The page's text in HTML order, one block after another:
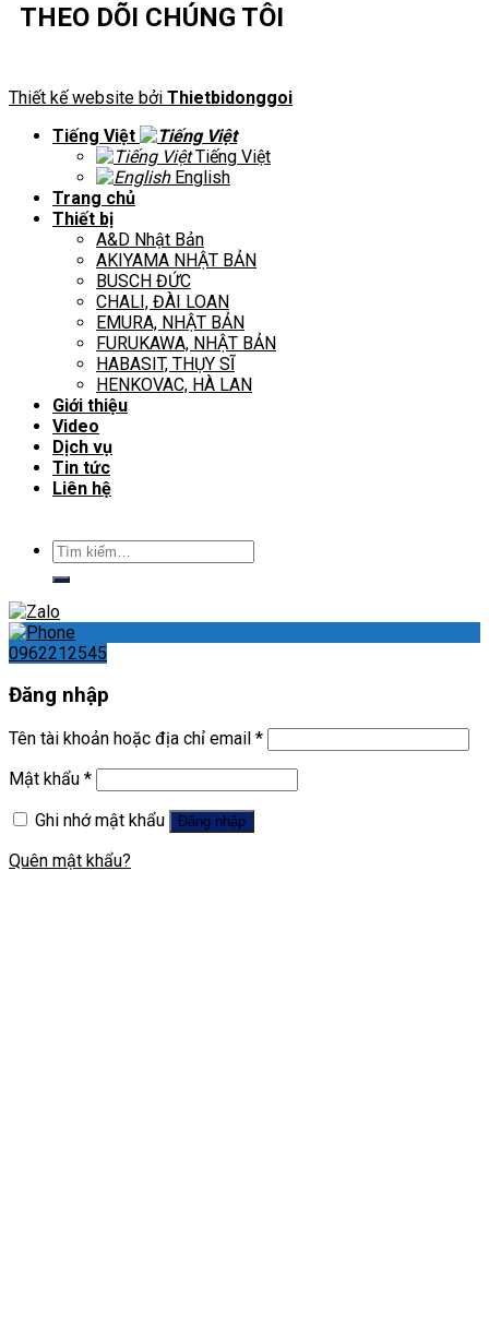
THEO DÕI CHÚNG TÔI
Thiết kế website bởi Thietbidonggoi
Tiếng Việt
Tiếng Việt
English
Trang chủ
Thiết bị
A&D Nhật Bản
AKIYAMA NHẬT BẢN
BUSCH ĐỨC
CHALI, ĐÀI LOAN
EMURA, NHẬT BẢN
FURUKAWA, NHẬT BẢN
HABASIT, THỤY SĨ
HENKOVAC, HÀ LAN
Giới thiệu
Video
Dịch vụ
Tin tức
Liên hệ
Tìm
kiếm:
0962212545
Đăng nhập
Tên tài khoản hoặc địa chỉ email *
Mật khẩu *
Ghi nhớ mật khẩu
Đăng nhập
Quên mật khẩu?